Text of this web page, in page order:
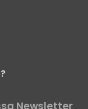
Newsletter